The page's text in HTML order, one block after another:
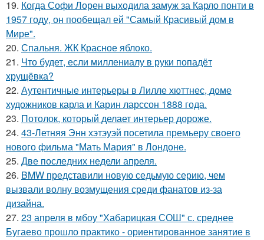
19. Когда Софи Лорен выходила замуж за Карло понти в
1957 году, он пообещал ей "Самый Красивый дом в
Мире".
20. Спальня. ЖК Красное яблоко.
21. Что будет, если миллениалу в руки попадёт
хрущёвка?
22. Аутентичные интерьеры в Лилле хюттнес, доме
художников карла и Карин ларссон 1888 года.
23. Потолок, который делает интерьер дороже.
24. 43-Летняя Энн хэтэуэй посетила премьеру своего
нового фильма "Мать Мария" в Лондоне.
25. Две последних недели апреля.
26. BMW представили новую седьмую серию, чем
вызвали волну возмущения среди фанатов из-за
дизайна.
27. 23 апреля в мбоу "Хабарицкая СОШ" с. среднее
Бугаево прошло практико - ориентированное занятие в